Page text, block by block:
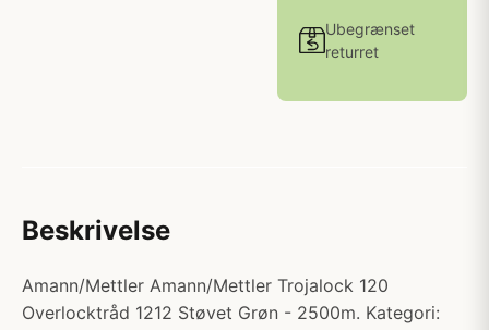
Ubegrænset
returret
Beskrivelse
Amann/Mettler Amann/Mettler Trojalock 120
Overlocktråd 1212 Støvet Grøn - 2500m. Kategori: